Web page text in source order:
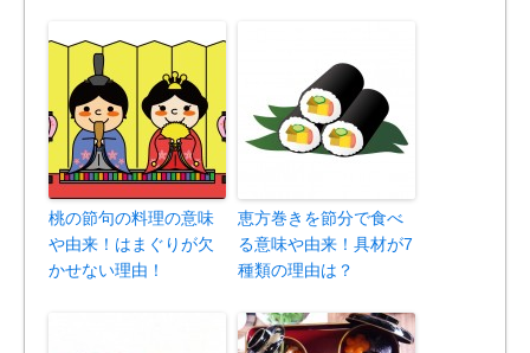
桃の節句の料理の意味
や由来！はまぐりが欠
かせない理由！
恵方巻きを節分で食べ
る意味や由来！具材が7
種類の理由は？